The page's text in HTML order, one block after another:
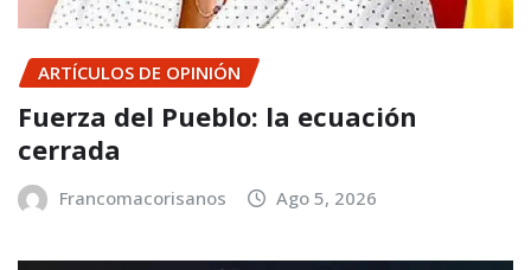
ARTÍCULOS DE OPINIÓN
Fuerza del Pueblo: la ecuación
cerrada
Francomacorisanos Ago 5, 2026